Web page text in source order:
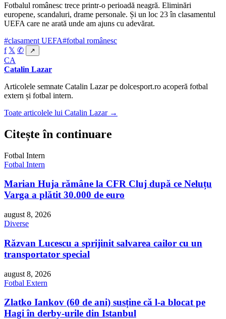
Fotbalul românesc trece printr-o perioadă neagră. Eliminări
europene, scandaluri, drame personale. Și un loc 23 în clasamentul
UEFA care ne arată unde am ajuns cu adevărat.
#clasament UEFA#fotbal românesc
f 𝕏 ✆ ↗
CA
Catalin Lazar
Articolele semnate Catalin Lazar pe dolcesport.ro acoperă fotbal
extern și fotbal intern.
Toate articolele lui Catalin Lazar →
Citește în continuare
Fotbal Intern
Fotbal Intern
Marian Huja rămâne la CFR Cluj după ce Neluțu
Varga a plătit 30.000 de euro
august 8, 2026
Diverse
Răzvan Lucescu a sprijinit salvarea cailor cu un
transportator special
august 8, 2026
Fotbal Extern
Zlatko Iankov (60 de ani) susține că l-a blocat pe
Hagi în derby-urile din Istanbul